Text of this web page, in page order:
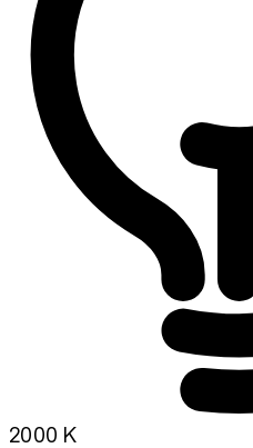
2000 K